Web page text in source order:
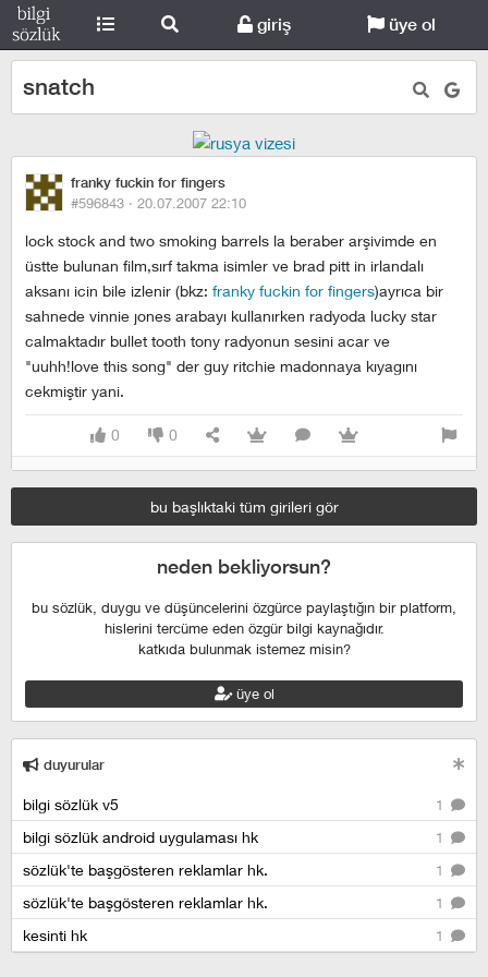
giriş üye ol
snatch
franky fuckin for fingers
#596843 · 20.07.2007 22:10
lock stock and two smoking barrels la beraber arşivimde en
üstte bulunan film,sırf takma isimler ve brad pitt in irlandalı
aksanı icin bile izlenir (bkz: franky fuckin for fingers)ayrıca bir
sahnede vinnie jones arabayı kullanırken radyoda lucky star
calmaktadır bullet tooth tony radyonun sesini acar ve
"uuhh!love this song" der guy ritchie madonnaya kıyagını
cekmiştir yani.
0 0
bu başlıktaki tüm girileri gör
neden bekliyorsun?
bu sözlük, duygu ve düşüncelerini özgürce paylaştığın bir platform,
hislerini tercüme eden özgür bilgi kaynağıdır.
katkıda bulunmak istemez misin?
üye ol
duyurular
1
bilgi sözlük v5
1
bilgi sözlük android uygulaması hk
1
sözlük'te başgösteren reklamlar hk.
1
sözlük'te başgösteren reklamlar hk.
1
kesinti hk